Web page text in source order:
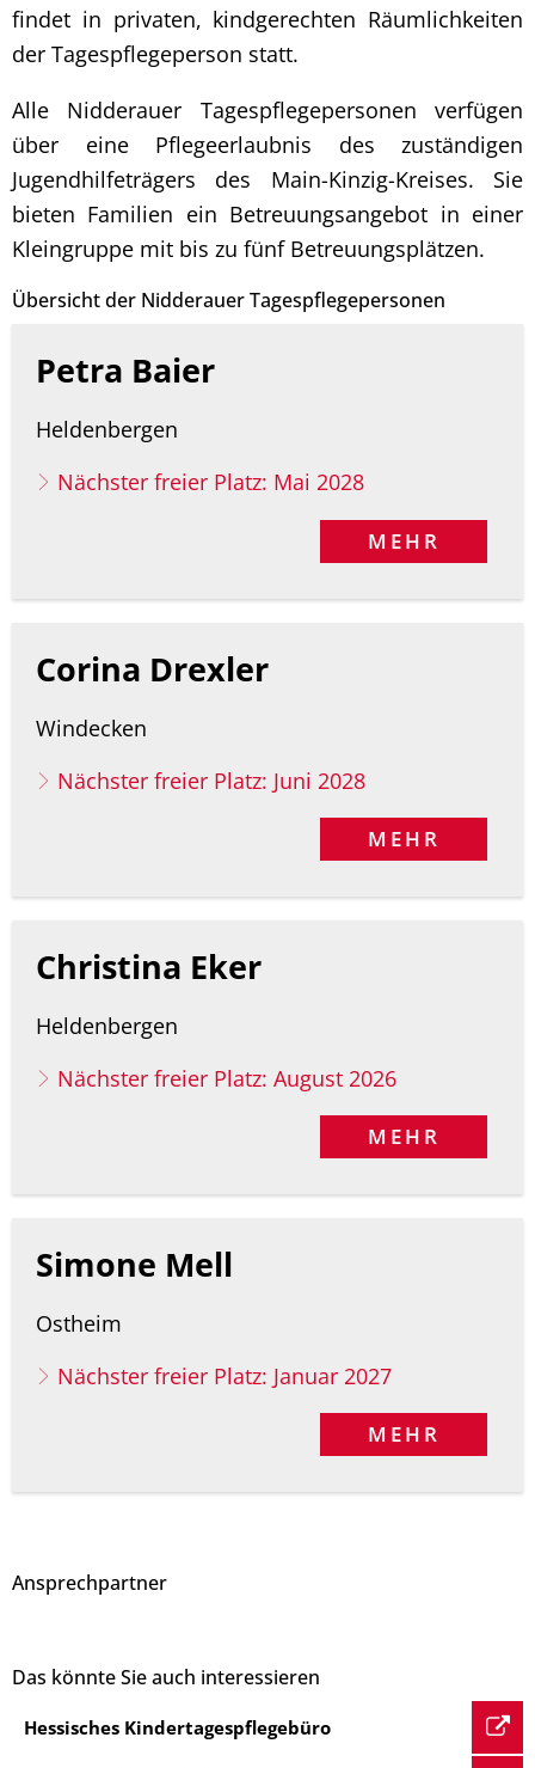
findet in privaten, kindgerechten Räumlichkeiten
der Tagespflegeperson statt.
Alle Nidderauer Tagespflegepersonen verfügen
über eine Pflegeerlaubnis des zuständigen
Jugendhilfeträgers des Main-Kinzig-Kreises. Sie
bieten Familien ein Betreuungsangebot in einer
Kleingruppe mit bis zu fünf Betreuungsplätzen.
Übersicht der Nidderauer Tagespflegepersonen
Petra Baier
Heldenbergen
Nächster freier Platz: Mai 2028
MEHR
Corina Drexler
Windecken
Nächster freier Platz: Juni 2028
MEHR
Christina Eker
Heldenbergen
Nächster freier Platz: August 2026
MEHR
Simone Mell
Ostheim
Nächster freier Platz: Januar 2027
MEHR
Ansprechpartner
Das könnte Sie auch interessieren
Hessisches Kindertagespflegebüro